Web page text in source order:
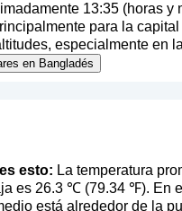
13:35 (horas y
para la
especialmente en
en Bangladés
esto: La temperatura
es 26.3 ℃ (79.34 ℉). En
está alrededor de la